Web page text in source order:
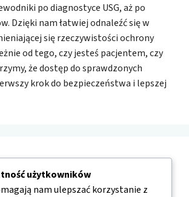
po diagnostyce USG, aż po
Dzięki nam łatwiej odnaleźć się w
się rzeczywistości ochrony
od tego, czy jesteś pacjentem, czy
że dostęp do sprawdzonych
krok do bezpieczeństwa i lepszej
użytkowników
nam ulepszać korzystanie z